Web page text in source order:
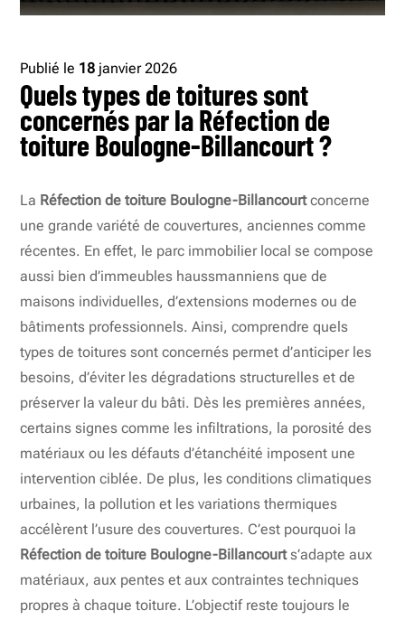
Publié le 18 janvier 2026
Quels types de toitures sont
concernés par la Réfection de
toiture Boulogne-Billancourt ?
La Réfection de toiture Boulogne-Billancourtconcerne
une grande variété de couvertures, anciennes comme
récentes. En effet, le parc immobilier local se compose
aussi bien d’immeubles haussmanniens que de
maisons individuelles, d’extensions modernes ou de
bâtiments professionnels. Ainsi, comprendre quels
types de toitures sont concernés permet d’anticiper les
besoins, d’éviter les dégradations structurelles et de
préserver la valeur du bâti. Dès les premières années,
certains signes comme les infiltrations, la porosité des
matériaux ou les défauts d’étanchéité imposent une
intervention ciblée. De plus, les conditions climatiques
urbaines, la pollution et les variations thermiques
accélèrent l’usure des couvertures. C’est pourquoi la
Réfection de toiture Boulogne-Billancourts’adapte aux
matériaux, aux pentes et aux contraintes techniques
propres à chaque toiture. L’objectif reste toujours le